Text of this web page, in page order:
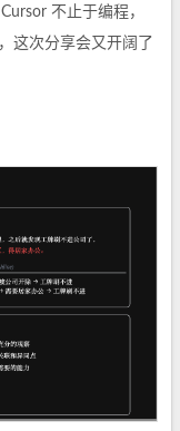
不止于编程，
这次分享会又开阔了